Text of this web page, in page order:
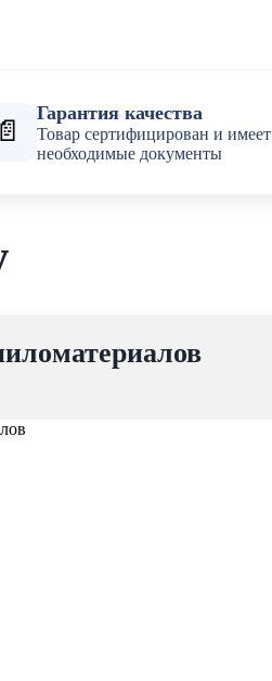
📄
Гарантия качества
Товар сертифицирован и имеет
необходимые документы